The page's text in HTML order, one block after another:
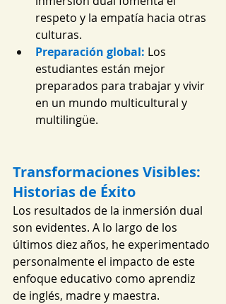
respeto y la empatía hacia otras
culturas.
Preparación global: Los
estudiantes están mejor
preparados para trabajar y vivir
en un mundo multicultural y
multilingüe.
Transformaciones Visibles:
Historias de Éxito
Los resultados de la inmersión dual
son evidentes. A lo largo de los
últimos diez años, he experimentado
personalmente el impacto de este
enfoque educativo como aprendiz
de inglés, madre y maestra.